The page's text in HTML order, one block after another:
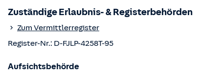
Zuständige Erlaubnis- & Registerbehörden
Zum Vermittlerregister
Register-Nr.: D-FJLP-4258T-95
Aufsichtsbehörde